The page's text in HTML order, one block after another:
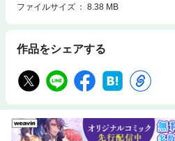
ファイルサイズ
8.38 MB
作品をシェアする